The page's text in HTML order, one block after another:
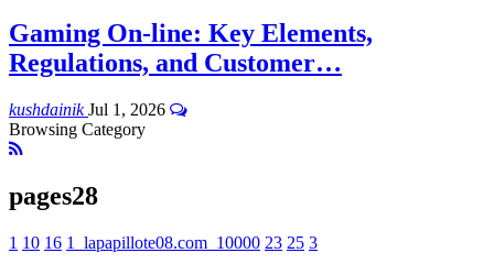
Gaming On-line: Key Elements,
Regulations, and Customer…
kushdainikJul 1, 2026
Browsing Category
pages28
1 10 16 1_lapapillote08.com_10000 23 25 3